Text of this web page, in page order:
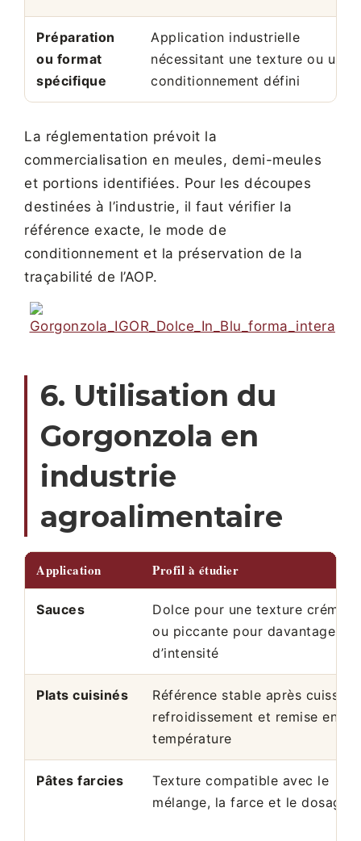
Préparation
ou format
spécifique
Application industrielle
nécessitant une texture ou un
conditionnement défini
La réglementation prévoit la
commercialisation en meules, demi-meules
et portions identifiées. Pour les découpes
destinées à l’industrie, il faut vérifier la
référence exacte, le mode de
conditionnement et la préservation de la
traçabilité de l’AOP.
6. Utilisation du
Gorgonzola en
industrie
agroalimentaire
Application Profil à étudier
Sauces
Dolce pour une texture
ou piccante pour davantage
d’intensité
Plats cuisinés
Référence stable après cuisson,
refroidissement et remise en
température
Pâtes farcies
Texture compatible avec le
mélange, la farce et le dosage